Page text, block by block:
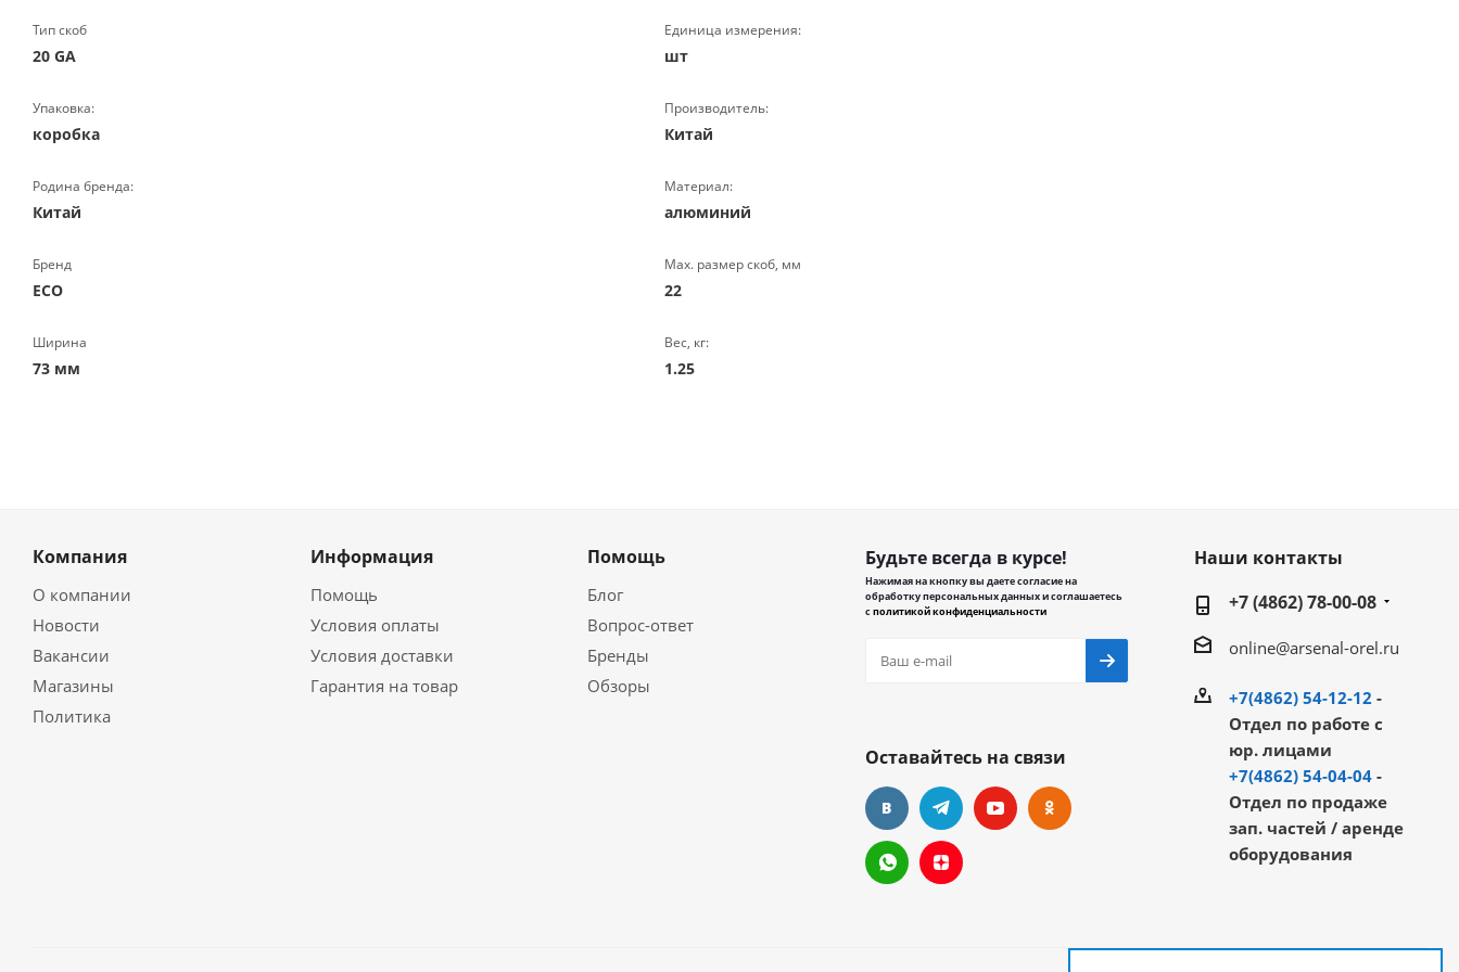
Тип скоб
20 GA
Единица измерения:
шт
Упаковка:
коробка
Производитель:
Китай
Родина бренда:
Китай
Материал:
алюминий
Бренд
ECO
Max. размер скоб, мм
22
Ширина
73 мм
Вес, кг:
1.25
Компания
О компании
Новости
Вакансии
Магазины
Политика
Информация
Помощь
Условия оплаты
Условия доставки
Гарантия на товар
Помощь
Блог
Вопрос-ответ
Бренды
Обзоры
Будьте всегда в курсе!
Нажимая на кнопку вы даете согласие на
обработку персональных данных и соглашаетесь
сполитикой конфиденциальности
Оставайтесь на связи
Наши контакты
+7 (4862) 78-00-08
online@arsenal-orel.ru
+7(4862) 54-12-12 -
Отдел по работе с
юр. лицами
+7(4862) 54-04-04-
Отдел по продаже
зап. частей / аренде
оборудования